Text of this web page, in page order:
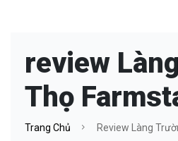
review
Thọ
Trang Chủ Review Làng